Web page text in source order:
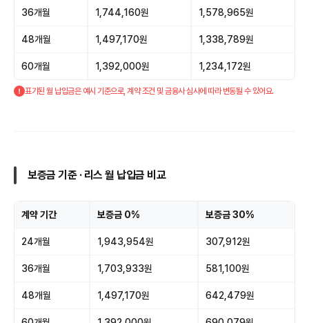
36개월 1,744,160원 1,578,965원
48개월 1,497,170원 1,338,789원
60개월 1,392,000원 1,234,172원
표기된 월 납입금은 예시 기준으로, 계약 조건 및 금융사 심사에 따라 변동될 수 있어요.
보증금 기준 · 리스 월 납입금 비교
계약 기간 보증금 0% 보증금 30%
24개월 1,943,954원 307,912원
36개월 1,703,933원 581,100원
48개월 1,497,170원 642,479원